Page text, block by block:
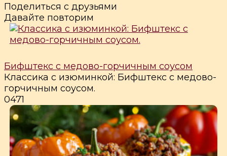
Поделиться с друзьями
Давайте повторим
Бифштекс с медово-горчичным соусом
Классика с изюминкой: Бифштекс с медово-
горчичным соусом.
0471